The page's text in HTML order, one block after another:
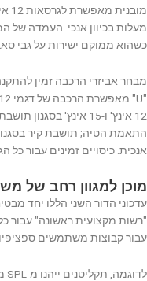
מעלות בכיוון אנכי. העמדה של
כשהוא ממוקם ישירות על גבי
12 אינץ' ו-15 אינץ'
אנכית. כיסויים זמינים עבור כל
מוכן למגוון רחב של
עדכוני הדור השני הללו יחד
"רשות מקצועית ראשונה" עבור
עבור קבוצות משתמשים